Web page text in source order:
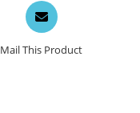
Opens
in
a
new
Mail This Product